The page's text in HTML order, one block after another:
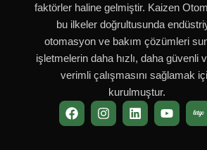
faktörler haline gelmiştir. Kaizen
bu ilkeler doğrultusunda
otomasyon ve bakım çözümleri
işletmelerin daha hızlı, daha güvenli
verimli çalışmasını sağlamak
kurulmuştur.